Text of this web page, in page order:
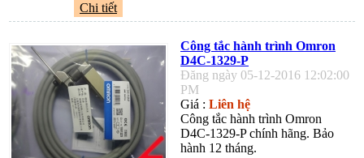
Chi tiết
Công tắc hành trình Omron
D4C-1329-P
Đăng ngày 05-12-2016 12:02:00
PM
Giá : Liên hệ
Công tắc hành trình Omron
D4C-1329-P chính hãng. Bảo
hành 12 tháng.